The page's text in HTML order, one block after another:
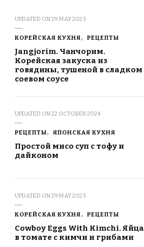
UPDATED ON29 MAY 2023
КОРЕЙСКАЯ КУХНЯ РЕЦЕПТЫ
Jangjorim. Чанчорим.
Корейская закуска из
говядины, тушеной в сладком
соевом соусе
UPDATED ON22 OCTOBER 2024
РЕЦЕПТЫ ЯПОНСКАЯ КУХНЯ
Простой мисо суп с тофу и
дайконом
UPDATED ON29 MAY 2023
КОРЕЙСКАЯ КУХНЯ РЕЦЕПТЫ
Cowboy Eggs With Kimchi. Яйца
в томате с кимчи и грибами